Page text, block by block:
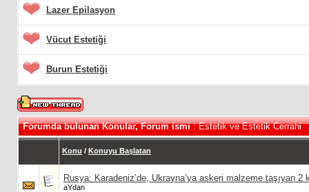
Lazer Epilasyon
Vücut Estetiği
Burun Estetiği
Forumda bulunan Konular, Forum ismi: Estetik ve Estetik Cerrahi
Konu / Konuyu Başlatan
Rusya: Karadeniz’de, Ukrayna’ya askeri malzeme taşıyan
aYdan